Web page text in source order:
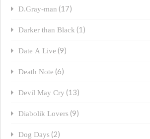
D.Gray-man (17)
Darker than Black (1)
Date A Live (9)
Death Note (6)
Devil May Cry (13)
Diabolik Lovers (9)
Dog Days (2)